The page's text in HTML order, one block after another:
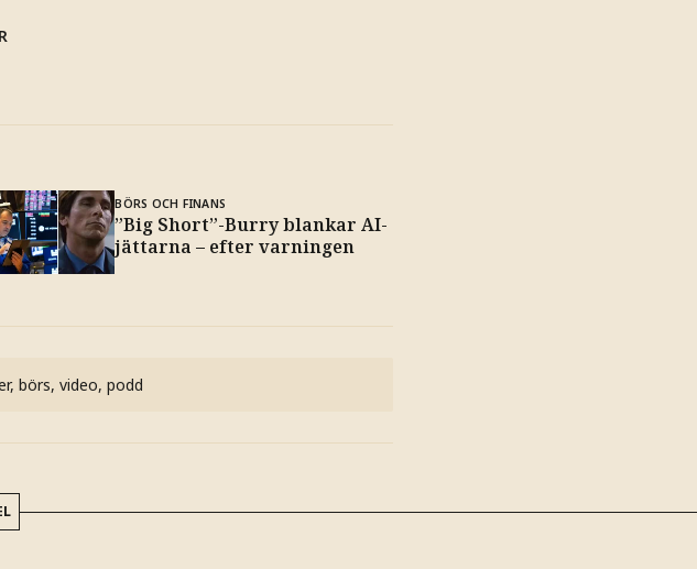
BÖRS OCH FINANS
”Big Short”-Burry blankar AI-
jättarna – efter varningen
börs, video, podd